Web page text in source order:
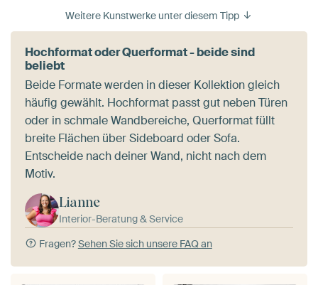
Weitere Kunstwerke unter diesem Tipp
Hochformat oder Querformat - beide sind
beliebt
Beide Formate werden in dieser Kollektion gleich
häufig gewählt. Hochformat passt gut neben Türen
oder in schmale Wandbereiche, Querformat füllt
breite Flächen über Sideboard oder Sofa.
Entscheide nach deiner Wand, nicht nach dem
Motiv.
Lianne
Interior-Beratung & Service
Fragen?Sehen Sie sich unsere FAQ an